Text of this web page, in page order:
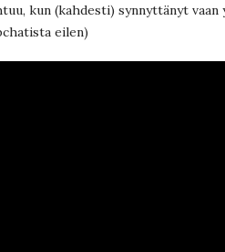
kun (kahdesti) synnyttänyt
eilen)